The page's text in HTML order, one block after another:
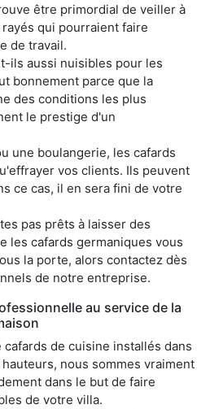
être primordial de veiller à
qui pourraient faire
de travail.
ils aussi nuisibles pour les
bonnement parce que la
des conditions les plus
le prestige d'un
une boulangerie, les cafards
vos clients. Ils peuvent
ce cas, il en sera fini de votre
pas prêts à laisser des
les cafards germaniques vous
la porte, alors contactez dès
de notre entreprise.
au service de la
de cuisine installés dans
nous sommes vraiment
dans le but de faire
de votre villa.